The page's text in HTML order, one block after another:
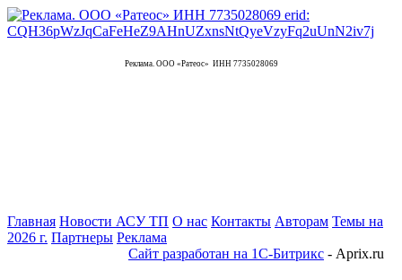
Реклама. ООО «Ратеос» ИНН 7735028069
Главная Новости АСУ ТП О нас Контакты Авторам Темы на
2026 г. Партнеры Реклама
Сайт разработан на 1С-Битрикс - Aprix.ru